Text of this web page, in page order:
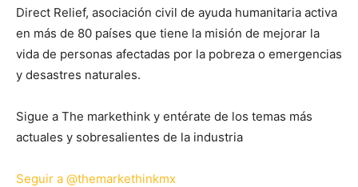
Direct Relief, asociación civil de ayuda humanitaria activa
en más de 80 países que tiene la misión de mejorar la
vida de personas afectadas por la pobreza o emergencias
y desastres naturales.
Sigue a The markethink y entérate de los temas más
actuales y sobresalientes de la industria
Seguir a @themarkethinkmx